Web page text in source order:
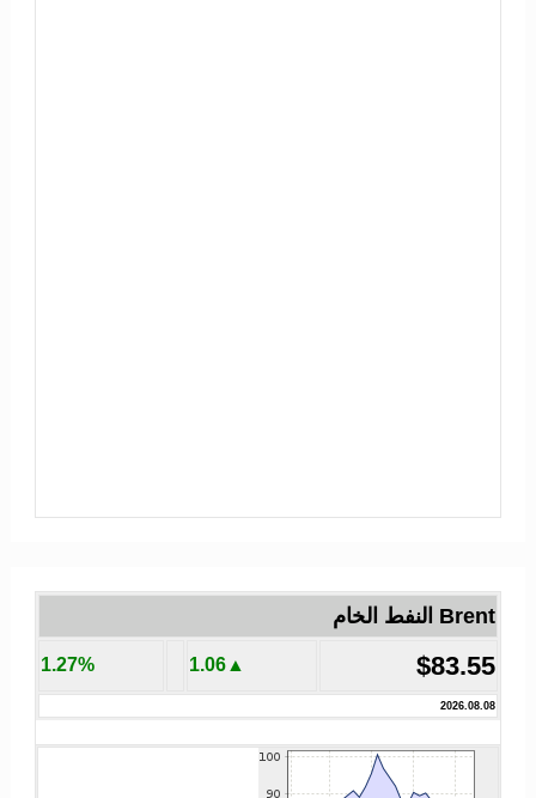
Brent النفط الخام
$83.55
▲1.06
1.27%
2026.08.08